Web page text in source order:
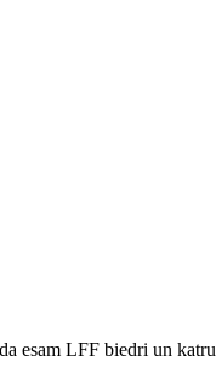
esam LFF biedri un